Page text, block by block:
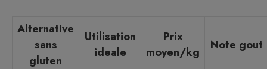
Alternative
sans
gluten
Utilisation
ideale
Prix
moyen/kg
Note gout